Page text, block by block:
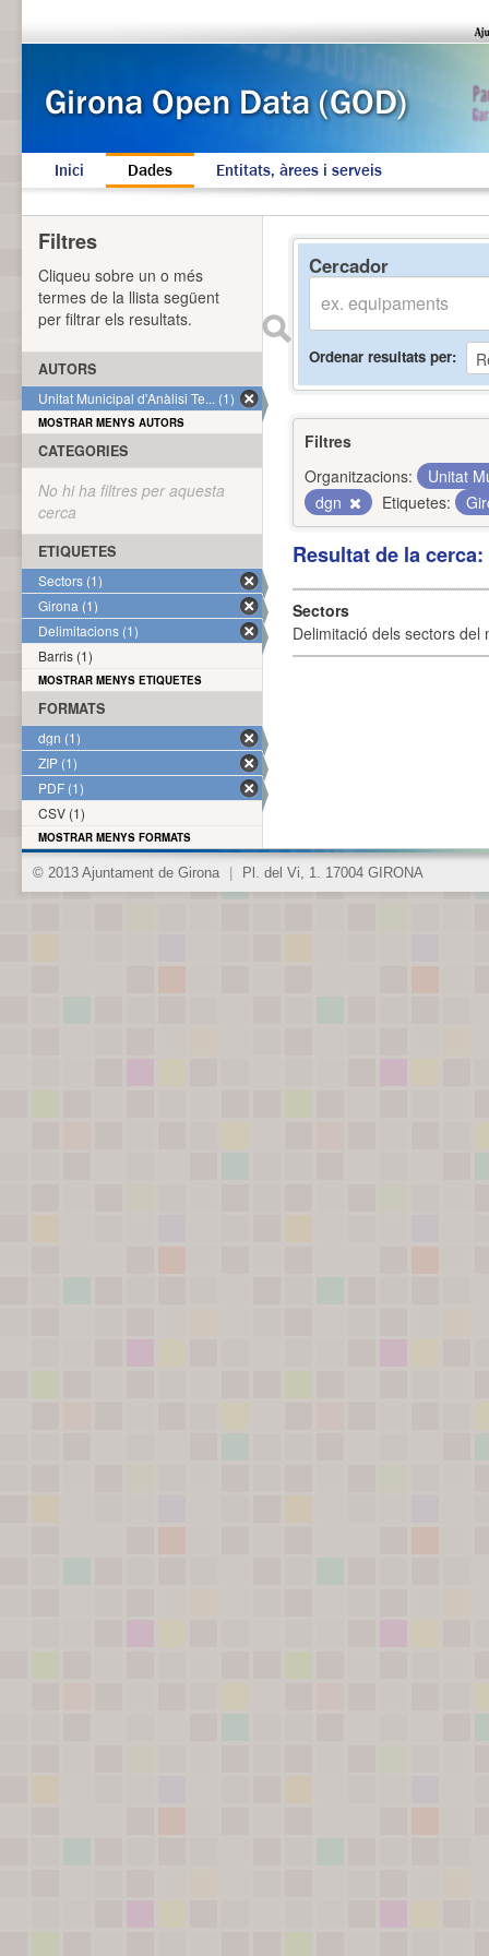
Inici Dades Entitats, àrees i serveis
Cercador
Ordenar resultats per
Filtres
Organitzacions:
Unitat
dgn
Etiquetes:
Resultat de la
Sectors
Delimitació dels sectors del
Filtres
Cliqueu sobre un o més
termes de la llista següent
per filtrar els resultats.
AUTORS
Unitat Municipal d'Anàlisi Te... (1)
MOSTRAR MENYS AUTORS
CATEGORIES
No hi ha filtres per aquesta
cerca
ETIQUETES
Sectors (1)
Girona (1)
Delimitacions (1)
Barris (1)
MOSTRAR MENYS ETIQUETES
FORMATS
dgn (1)
ZIP (1)
PDF (1)
CSV (1)
MOSTRAR MENYS FORMATS
© 2013 Ajuntament de Girona Pl. del Vi, 1. 17004 GIRONA